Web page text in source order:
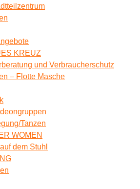
KREUZ
und Verbraucherschutz
– Flotte Masche
Tanzen
WOMEN
dem Stuhl